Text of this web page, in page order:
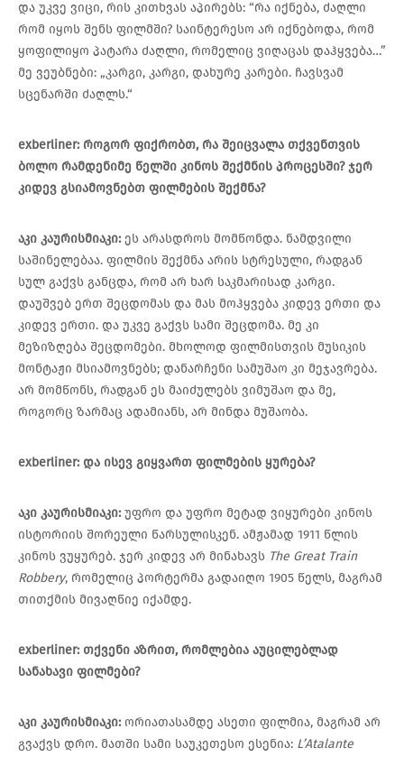
და უკვე ვიცი, რის კითხვას აპირებს: “რა იქნება, ძაღლი
რომ იყოს შენს ფილმში? საინტერესო არ იქნებოდა, რომ
ყოფილიყო პატარა ძაღლი, რომელიც ვიღაცას დაჰყვება…”
მე ვეუბნები: „კარგი, კარგი, დახურე კარები. ჩავსვამ
სცენარში ძაღლს.“
exberliner: როგორ ფიქრობთ, რა შეიცვალა თქვენთვის
ბოლო რამდენიმე წელში კინოს შექმნის პროცესში? ჯერ
კიდევ გსიამოვნებთ ფილმების შექმნა?
აკი კაურისმიაკი: ეს არასდროს მომწონდა. ნამდვილი
საშინელებაა. ფილმის შექმნა არის სტრესული, რადგან
სულ გაქვს განცდა, რომ არ ხარ საკმარისად კარგი.
დაუშვებ ერთ შეცდომას და მას მოჰყვება კიდევ ერთი და
კიდევ ერთი. და უკვე გაქვს სამი შეცდომა. მე კი
მეზიზღება შეცდომები. მხოლოდ ფილმისთვის მუსიკის
მონტაჟი მსიამოვნებს; დანარჩენი სამუშაო კი მეჯავრება.
არ მომწონს, რადგან ეს მაიძულებს ვიმუშაო და მე,
როგორც ზარმაც ადამიანს, არ მინდა მუშაობა.
exberliner: და ისევ გიყვართ ფილმების ყურება?
აკი კაურისმიაკი: უფრო და უფრო მეტად ვიყურები კინოს
ისტორიის შორეული წარსულისკენ. ამჟამად 1911 წლის
კინოს ვუყურებ. ჯერ კიდევ არ მინახავს The Great Train
Robbery, რომელიც პორტერმა გადაიღო 1905 წელს, მაგრამ
თითქმის მივაღწიე იქამდე.
exberliner: თქვენი აზრით, რომლებია აუცილებლად
სანახავი ფილმები?
აკი კაურისმიაკი: ორიათასამდე ასეთი ფილმია, მაგრამ არ
გვაქვს დრო. მათში სამი საუკეთესო ესენია: L’Atalante